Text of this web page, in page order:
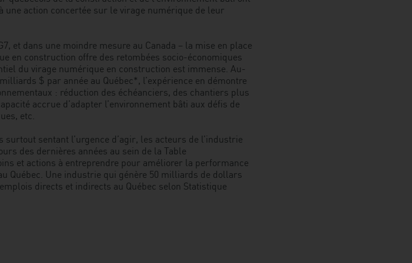
action concertée sur le virage numérique de leur
et dans une moindre mesure au Canada – la mise en place
en construction offre des retombées socio-économiques
du virage numérique en construction est immense. Au-
$ par année au Québec*, l’expérience en démontre
: réduction des échéanciers, des chantiers plus
accrue d’adapter l’environnement bâti aux défis de
etc.
sentant l’urgence d’agir, les acteurs de l’industrie
des dernières années au sein de la Table
et actions à entreprendre pour améliorer la performance
Québec. Une industrie qui génère 50 milliards de dollars
directs et indirects au Québec selon Statistique